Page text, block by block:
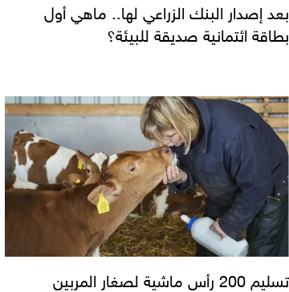
بعد إصدار البنك الزراعي لها.. ماهي أول
بطاقة ائتمانية صديقة للبيئة؟
تسليم 200 رأس ماشية لصغار المربين